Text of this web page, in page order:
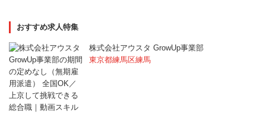
おすすめ求人特集
株式会社アウスタ GrowUp事業部
東京都練馬区練馬